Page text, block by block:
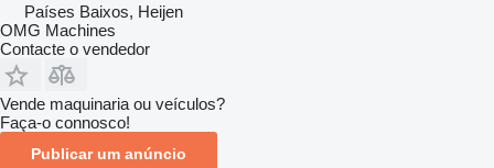
Países Baixos, Heijen
OMG Machines
Contacte o vendedor
Vende maquinaria ou veículos?
Faça-o connosco!
Publicar um anúncio